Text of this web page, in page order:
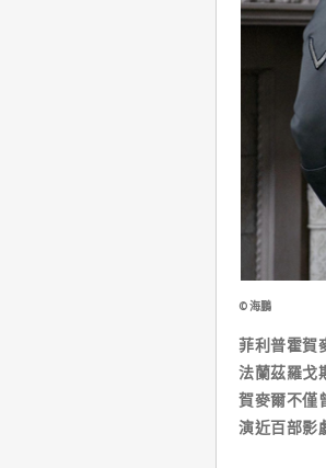
©海鵬
菲利普霍賀
法蘭茲羅戈
賀麥爾不
演近百部影